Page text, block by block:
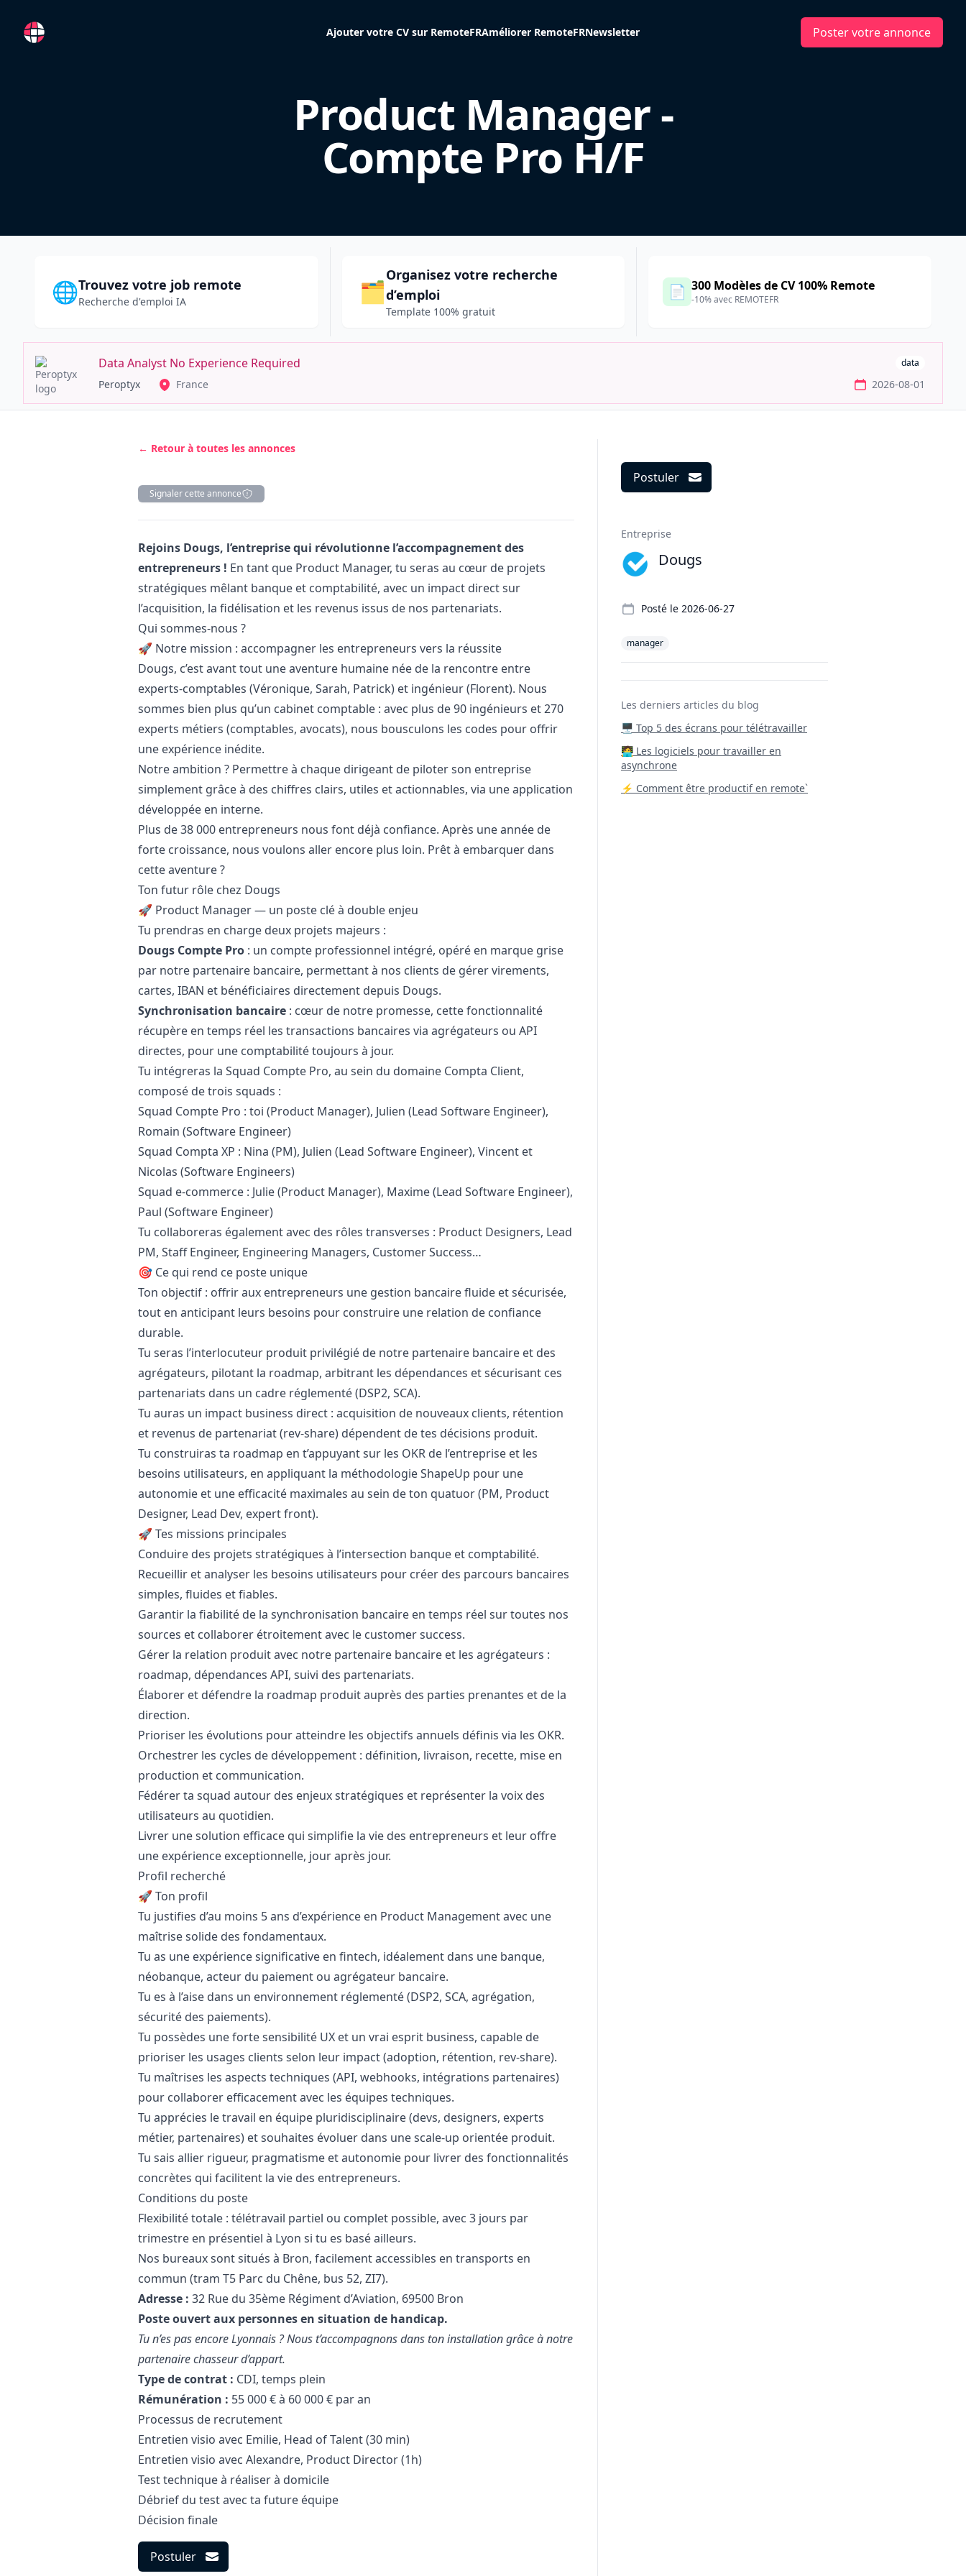
RemoteFR Ajouter votre CV sur RemoteFRAméliorer RemoteFRNewsletter Poster votre annonce
Product Manager -
Compte Pro H/F
🌐Trouvez votre job remote
Recherche d'emploi IA 🗂️
Organisez votre recherche
d’emploi
Template 100% gratuit
📄 300 Modèles de CV 100% Remote
-10% avec REMOTEFR
Data Analyst No Experience Required data
Peroptyx France 2026-08-01
← Retour à toutes les annonces
Signaler cette annonce
Description
Rejoins Dougs, l’entreprise qui révolutionne l’accompagnement des
entrepreneurs ! En tant que Product Manager, tu seras au cœur de projets
stratégiques mêlant banque et comptabilité, avec un impact direct sur
l’acquisition, la fidélisation et les revenus issus de nos partenariats.
Qui sommes-nous ?
🚀 Notre mission : accompagner les entrepreneurs vers la réussite
Dougs, c’est avant tout une aventure humaine née de la rencontre entre
experts-comptables (Véronique, Sarah, Patrick) et ingénieur (Florent). Nous
sommes bien plus qu’un cabinet comptable : avec plus de 90 ingénieurs et 270
experts métiers (comptables, avocats), nous bousculons les codes pour offrir
une expérience inédite.
Notre ambition ? Permettre à chaque dirigeant de piloter son entreprise
simplement grâce à des chiffres clairs, utiles et actionnables, via une application
développée en interne.
Plus de 38 000 entrepreneurs nous font déjà confiance. Après une année de
forte croissance, nous voulons aller encore plus loin. Prêt à embarquer dans
cette aventure ?
Ton futur rôle chez Dougs
🚀 Product Manager— un poste clé à double enjeu
Tu prendras en charge deux projets majeurs :
Dougs Compte Pro : un compte professionnel intégré, opéré en marque grise
par notre partenaire bancaire, permettant à nos clients de gérer virements,
cartes, IBAN et bénéficiaires directement depuis Dougs.
Synchronisation bancaire : cœur de notre promesse, cette fonctionnalité
récupère en temps réel les transactions bancaires via agrégateurs ou API
directes, pour une comptabilité toujours à jour.
Tu intégreras la Squad Compte Pro, au sein du domaine Compta Client,
composé de trois squads :
Squad Compte Pro : toi (Product Manager), Julien (Lead Software Engineer),
Romain (Software Engineer)
Squad Compta XP : Nina (PM), Julien (Lead Software Engineer), Vincent et
Nicolas (Software Engineers)
Squad e-commerce : Julie (Product Manager), Maxime (Lead Software Engineer),
Paul (Software Engineer)
Tu collaboreras également avec des rôles transverses : Product Designers, Lead
PM, Staff Engineer, Engineering Managers, Customer Success…
🎯 Ce qui rend ce poste unique
Ton objectif : offrir aux entrepreneurs une gestion bancaire fluide et sécurisée,
tout en anticipant leurs besoins pour construire une relation de confiance
durable.
Tu seras l’interlocuteur produit privilégié de notre partenaire bancaire et des
agrégateurs, pilotant la roadmap, arbitrant les dépendances et sécurisant ces
partenariats dans un cadre réglementé (DSP2, SCA).
Tu auras un impact business direct : acquisition de nouveaux clients, rétention
et revenus de partenariat (rev-share) dépendent de tes décisions produit.
Tu construiras ta roadmap en t’appuyant sur les OKR de l’entreprise et les
besoins utilisateurs, en appliquant la méthodologie ShapeUp pour une
autonomie et une efficacité maximales au sein de ton quatuor (PM, Product
Designer, Lead Dev, expert front).
🚀 Tes missions principales
Conduire des projets stratégiques à l’intersection banque et comptabilité.
Recueillir et analyser les besoins utilisateurs pour créer des parcours bancaires
simples, fluides et fiables.
Garantir la fiabilité de la synchronisation bancaire en temps réel sur toutes nos
sources et collaborer étroitement avec le customer success.
Gérer la relation produit avec notre partenaire bancaire et les agrégateurs :
roadmap, dépendances API, suivi des partenariats.
Élaborer et défendre la roadmap produit auprès des parties prenantes et de la
direction.
Prioriser les évolutions pour atteindre les objectifs annuels définis via les OKR.
Orchestrer les cycles de développement : définition, livraison, recette, mise en
production et communication.
Fédérer ta squad autour des enjeux stratégiques et représenter la voix des
utilisateurs au quotidien.
Livrer une solution efficace qui simplifie la vie des entrepreneurs et leur offre
une expérience exceptionnelle, jour après jour.
Profil recherché
🚀 Ton profil
Tu justifies d’au moins 5 ans d’expérience en Product Management avec une
maîtrise solide des fondamentaux.
Tu as une expérience significative en fintech, idéalement dans une banque,
néobanque, acteur du paiement ou agrégateur bancaire.
Tu es à l’aise dans un environnement réglementé (DSP2, SCA, agrégation,
sécurité des paiements).
Tu possèdes une forte sensibilité UX et un vrai esprit business, capable de
prioriser les usages clients selon leur impact (adoption, rétention, rev-share).
Tu maîtrises les aspects techniques (API, webhooks, intégrations partenaires)
pour collaborer efficacement avec les équipes techniques.
Tu apprécies le travail en équipe pluridisciplinaire (devs, designers, experts
métier, partenaires) et souhaites évoluer dans une scale-up orientée produit.
Tu sais allier rigueur, pragmatisme et autonomie pour livrer des fonctionnalités
concrètes qui facilitent la vie des entrepreneurs.
Conditions du poste
Flexibilité totale : télétravail partiel ou complet possible, avec 3 jours par
trimestre en présentiel à Lyon si tu es basé ailleurs.
Nos bureaux sont situés à Bron, facilement accessibles en transports en
commun (tram T5 Parc du Chêne, bus 52, ZI7).
Adresse : 32 Rue du 35ème Régiment d’Aviation, 69500 Bron
Poste ouvert aux personnes en situation de handicap.
Tu n’es pas encore Lyonnais ? Nous t’accompagnons dans ton installation grâce à notre
partenaire chasseur d’appart.
Type de contrat : CDI, temps plein
Rémunération : 55 000 € à 60 000 € par an
Processus de recrutement
Entretien visio avec Emilie, Head of Talent (30 min)
Entretien visio avec Alexandre, Product Director (1h)
Test technique à réaliser à domicile
Débrief du test avec ta future équipe
Décision finale
Postuler
Postuler
Entreprise
Dougs
Posté le 2026-06-27
manager
Les derniers articles du blog
🖥️ Top 5 des écrans pour télétravailler
‍🧑‍💻 Les logiciels pour travailler en
asynchrone
⚡ Comment être productif en remote`